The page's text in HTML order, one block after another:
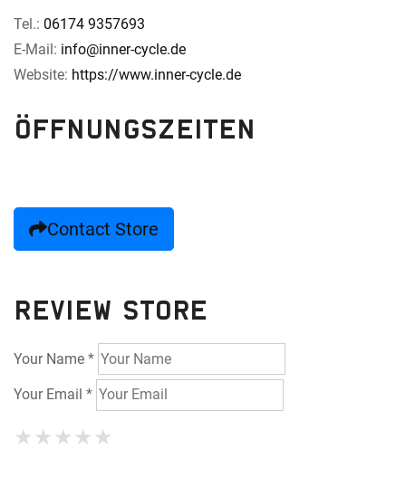
Tel.: 06174 9357693
E-Mail: info@inner-cycle.de
Website: https://www.inner-cycle.de
Öffnungszeiten
Contact Store
Review Store
Your Name *
Your Email *
★
★ ★
★ ★ ★
★ ★ ★ ★
★ ★ ★ ★ ★